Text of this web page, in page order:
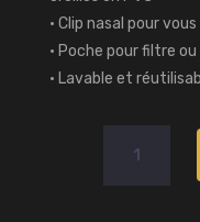
• Clip nasal pour
• Poche pour filtre
• Lavable et
Masque